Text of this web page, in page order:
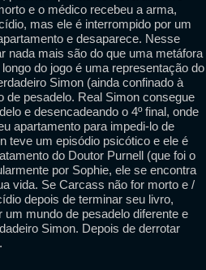
e o médico recebeu a arma,
mas ele é interrompido por um
e desaparece. Nesse
nada mais são do que uma metáfora
do jogo é uma representação do
Simon (ainda confinado à
de pesadelo. Real Simon consegue
e desencadeando o 4º final, onde
apartamento para impedi-lo de
teve um episódio psicótico e ele é
do Doutor Purnell (que foi o
por Sophie, ele se encontra
vida. Se Carcass não for morto e /
depois de terminar seu livro,
mundo de pesadelo diferente e
Simon. Depois de derrotar